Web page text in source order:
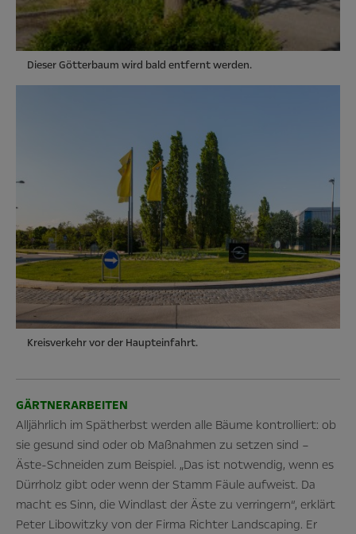
Dieser Götterbaum wird bald entfernt werden.
Kreisverkehr vor der Haupteinfahrt.
GÄRTNERARBEITEN
Alljährlich im Spätherbst werden alle Bäume kontrolliert: ob
sie gesund sind oder ob Maßnahmen zu setzen sind –
Äste-Schneiden zum Beispiel. „Das ist notwendig, wenn es
Dürrholz gibt oder wenn der Stamm Fäule aufweist. Da
macht es Sinn, die Windlast der Äste zu verringern“, erklärt
Peter Libowitzky von der Firma Richter Landscaping. Er